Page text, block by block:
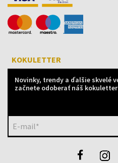
KOKULETTER
Novinky, trendy a ďalšie skvelé
začnete odoberať náš
E-mail*